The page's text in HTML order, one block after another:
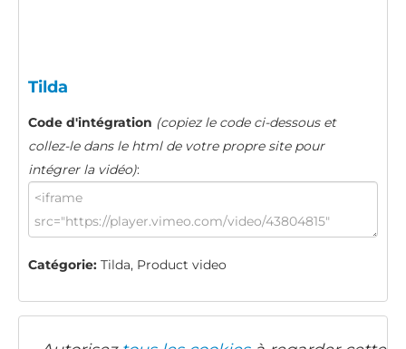
Tilda
Code d'intégration (copiez le code ci-dessous et
collez-le dans le html de votre propre site pour
intégrer la vidéo):
Catégorie: Tilda, Product video